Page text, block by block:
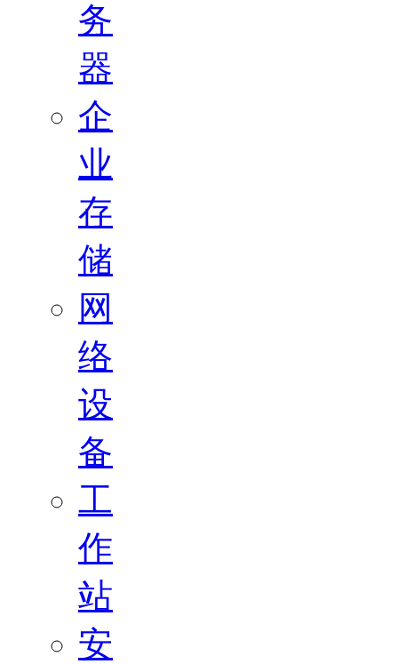
务
器
企
业
存
储
网
络
设
备
工
作
站
安